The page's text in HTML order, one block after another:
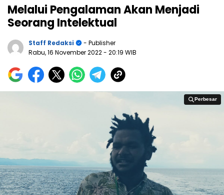
Melalui Pengalaman Akan Menjadi
Seorang Intelektual
Staff Redaksi
- Publisher
Rabu, 16 November 2022- 20:19 WIB
Perbesar
Perbesar